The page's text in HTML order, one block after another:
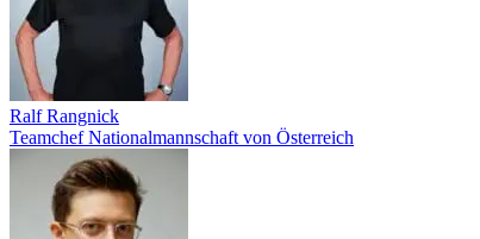
Ralf Rangnick
Teamchef Nationalmannschaft von Österreich